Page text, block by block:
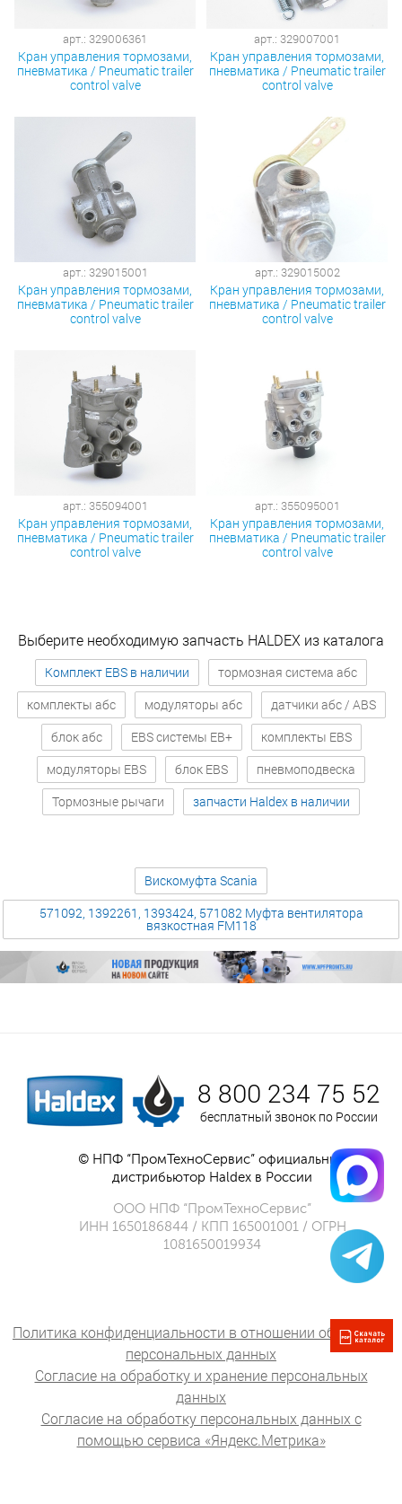
арт.: 329006361
Кран управления тормозами,
пневматика / Pneumatic trailer
control valve
арт.: 329007001
Кран управления тормозами,
пневматика / Pneumatic trailer
control valve
арт.: 329015001
Кран управления тормозами,
пневматика / Pneumatic trailer
control valve
арт.: 329015002
Кран управления тормозами,
пневматика / Pneumatic trailer
control valve
арт.: 355094001
Кран управления тормозами,
пневматика / Pneumatic trailer
control valve
арт.: 355095001
Кран управления тормозами,
пневматика / Pneumatic trailer
control valve
Выберите необходимую запчасть HALDEX из каталога
Комплект EBS в наличии
тормозная система абс
комплекты абс
модуляторы абс
датчики абс / ABS
блок абс
EBS системы EB+
комплекты EBS
модуляторы EBS
блок EBS
пневмоподвеска
Тормозные рычаги
запчасти Haldex в наличии
Вискомуфта Scania
571092, 1392261, 1393424, 571082 Муфта вентилятора
вязкостная FM118
8 800 234 75 52
бесплатный звонок по России
© НПФ “ПромТехноСервис” официальный
дистрибьютор Haldex в России
ООО НПФ “ПромТехноСервис”
ИНН 1650186844 / КПП 165001001 / ОГРН
1081650019934
Политика конфиденциальности в отношении обработки
персональных данных
Согласие на обработку и хранение персональных
данных
Согласие на обработку персональных данных с
помощью сервиса «Яндекс.Метрика»